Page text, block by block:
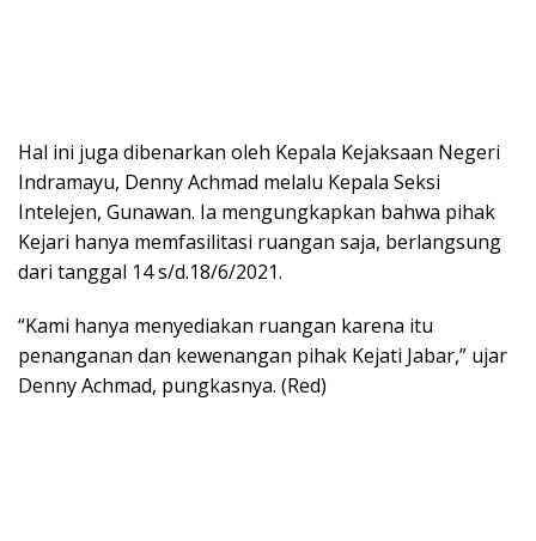
Hal ini juga dibenarkan oleh Kepala Kejaksaan Negeri
Indramayu, Denny Achmad melalu Kepala Seksi
Intelejen, Gunawan. Ia mengungkapkan bahwa pihak
Kejari hanya memfasilitasi ruangan saja, berlangsung
dari tanggal 14 s/d.18/6/2021.
“Kami hanya menyediakan ruangan karena itu
penanganan dan kewenangan pihak Kejati Jabar,” ujar
Denny Achmad, pungkasnya. (Red)